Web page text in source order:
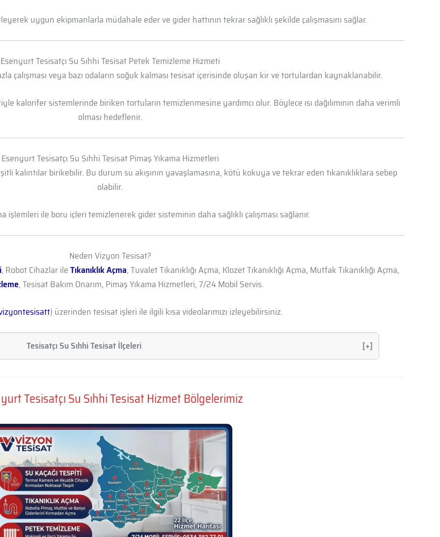
uygun ekipmanlarla müdahale eder ve gider hattının tekrar sağlıklı şekilde çalışmasını sağlar.
Esenyurt Tesisatçı Su Sıhhi Tesisat Petek Temizleme Hizmeti
çalışması veya bazı odaların soğuk kalması tesisat içerisinde oluşan kir ve tortulardan kaynaklanabilir.
kalorifer sistemlerinde biriken tortuların temizlenmesine yardımcı olur. Böylece ısı dağılımının daha verimli
olması hedeflenir.
Esenyurt Tesisatçı Su Sıhhi Tesisat Pimaş Yıkama Hizmetleri
kalıntılar birikebilir. Bu durum su akışının yavaşlamasına, kötü kokuya ve tekrar eden tıkanıklıklara sebep
olabilir.
işlemleri ile boru içleri temizlenerek gider sisteminin daha sağlıklı çalışması sağlanır.
Neden Vizyon Tesisat?
, Robot Cihazlar ileTıkanıklık Açma, Tuvalet Tıkanıklığı Açma, Klozet Tıkanıklığı Açma, Mutfak Tıkanıklığı Açma,
, Tesisat Bakım Onarım, Pimaş Yıkama Hizmetleri, 7/24 Mobil Servis.
) üzerinden tesisat işleri ile ilgili kısa videolarımızı izleyebilirsiniz.
Tesisatçı Su Sıhhi Tesisat İlçeleri [+]
Tesisatçı Su Sıhhi Tesisat Hizmet Bölgelerimiz